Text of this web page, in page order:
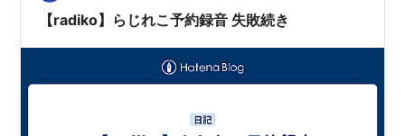
【radiko】らじれこ予約録音 失敗続き